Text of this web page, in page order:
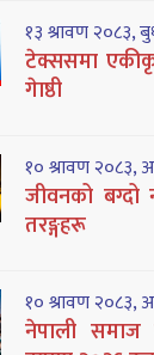
१३ श्रावण २०८३,
टेक्ससमा
गेाष्ठी
१० श्रावण २०८३,
जीवनको बग्दो
तरङ्गहरू
१० श्रावण २०८३,
नेपाली